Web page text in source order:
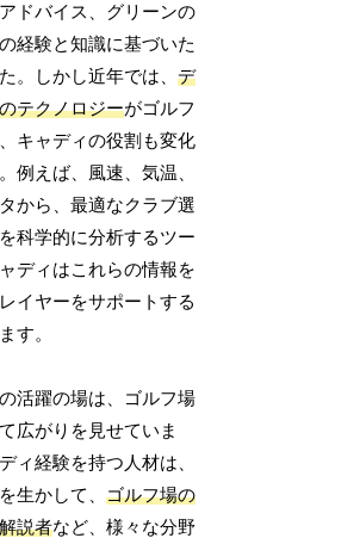
ドバイス、グリーンの
経験と知識に基づいた
。しかし近年では、デ
テクノロジーがゴルフ
キャディの役割も変化
例えば、風速、気温、
から、最適なクラブ選
科学的に分析するツー
ディはこれらの情報を
イヤーをサポートする
す。
活躍の場は、ゴルフ場
広がりを見せていま
ィ経験を持つ人材は、
生かして、ゴルフ場の
説者など、様々な分野